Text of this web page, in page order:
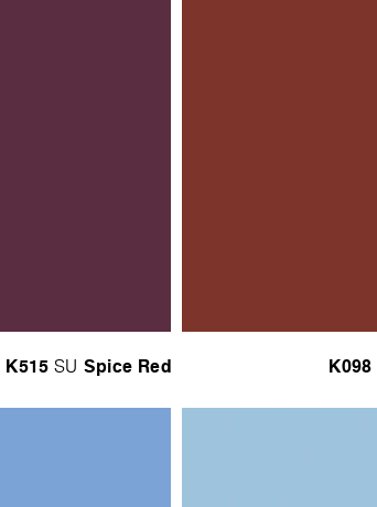
K098
K515 SU Spice Red